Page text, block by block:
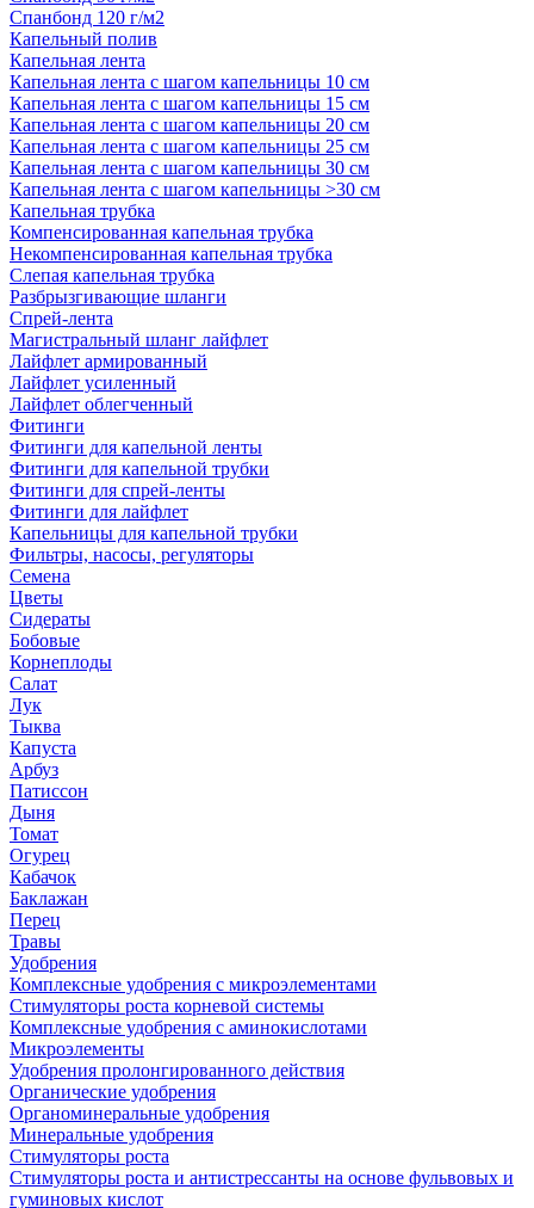
Спанбонд 120 г/м2
Капельный полив
Капельная лента
Капельная лента с шагом капельницы 10 см
Капельная лента с шагом капельницы 15 см
Капельная лента с шагом капельницы 20 см
Капельная лента с шагом капельницы 25 см
Капельная лента с шагом капельницы 30 см
Капельная лента с шагом капельницы >30 см
Капельная трубка
Компенсированная капельная трубка
Некомпенсированная капельная трубка
Слепая капельная трубка
Разбрызгивающие шланги
Спрей-лента
Магистральный шланг лайфлет
Лайфлет армированный
Лайфлет усиленный
Лайфлет облегченный
Фитинги
Фитинги для капельной ленты
Фитинги для капельной трубки
Фитинги для спрей-ленты
Фитинги для лайфлет
Капельницы для капельной трубки
Фильтры, насосы, регуляторы
Семена
Цветы
Сидераты
Бобовые
Корнеплоды
Салат
Лук
Тыква
Капуста
Арбуз
Патиссон
Дыня
Томат
Огурец
Кабачок
Баклажан
Перец
Травы
Удобрения
Комплексные удобрения с микроэлементами
Стимуляторы роста корневой системы
Комплексные удобрения с аминокислотами
Микроэлементы
Удобрения пролонгированного действия
Органические удобрения
Органоминеральные удобрения
Минеральные удобрения
Стимуляторы роста
Стимуляторы роста и антистрессанты на основе фульвовых и
гуминовых кислот